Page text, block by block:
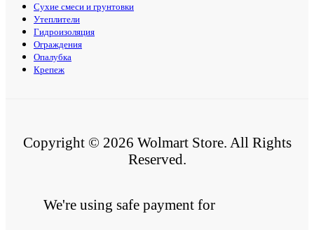
Сухие смеси и грунтовки
Утеплители
Гидроизоляция
Ограждения
Опалубка
Крепеж
Copyright © 2026 Wolmart Store. All Rights
Reserved.
We're using safe payment for